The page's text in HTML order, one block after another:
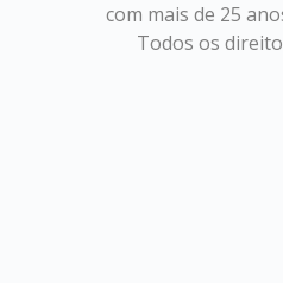
com mais de 25
Todos os